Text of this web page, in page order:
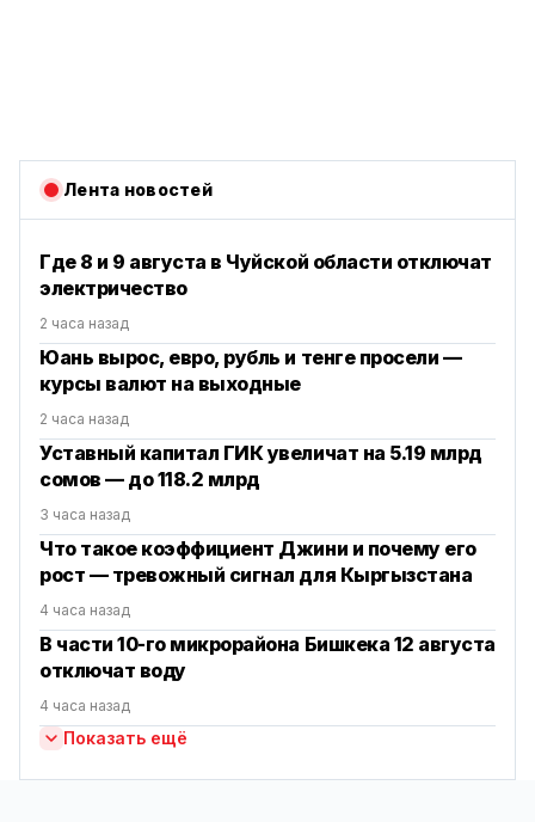
Лента новостей
Где 8 и 9 августа в Чуйской области отключат
электричество
2 часа назад
Юань вырос, евро, рубль и тенге просели —
курсы валют на выходные
2 часа назад
Уставный капитал ГИК увеличат на 5.19 млрд
сомов — до 118.2 млрд
3 часа назад
Что такое коэффициент Джини и почему его
рост — тревожный сигнал для Кыргызстана
4 часа назад
В части 10-го микрорайона Бишкека 12 августа
отключат воду
4 часа назад
Показать ещё